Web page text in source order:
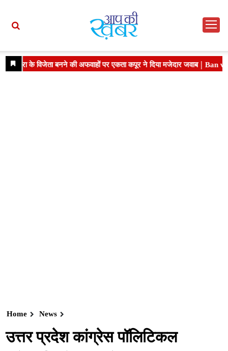
Home News
उत्तर प्रदेश कांग्रेस पॉलिटिकल